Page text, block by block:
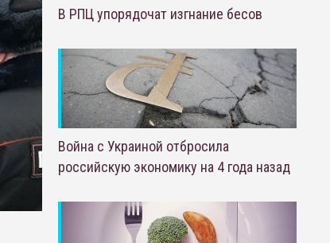
В РПЦ упорядочат изгнание бесов
Война с Украиной отбросила
российскую экономику на 4 года назад